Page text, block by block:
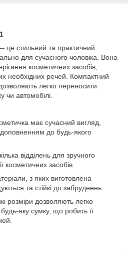
стильний та практичний
для сучасного чоловіка. Вона
косметичних засобів,
необхідних речей. Компактний
легко переносити
чи автомобілі.
має сучасний вигляд,
до будь-якого
відділень для зручного
косметичних засобів.
з яких виготовлена
та стійкі до забруднень.
розміри дозволяють легко
яку сумку, що робить її